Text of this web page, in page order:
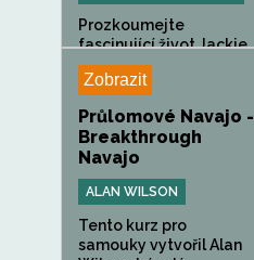
Prozkoumejte
fascinující život Jackie
Kennedyové...
Zobrazit
Průlomové Navajo -
Breakthrough
Navajo
ALAN WILSON
Tento kurz pro
samouky vytvořil Alan